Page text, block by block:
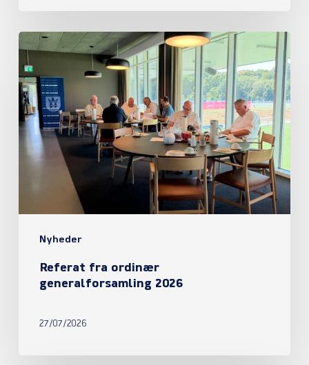
Nyheder
Referat
fra
ordinær
generalforsamling
2026
Referat fra ordinær
generalforsamling 2026
27/07/2026